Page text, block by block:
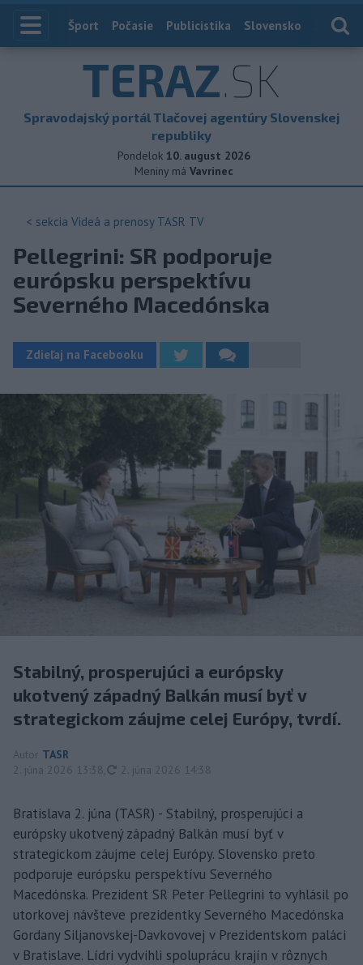
Index
Šport Počasie Publicistika Slovensko
TERAZ.SK
Spravodajský portál Tlačovej agentúry Slovenskej
republiky
Pondelok 10. august 2026
Meniny má Vavrinec
< sekcia Videá a prenosy TASR TV
Pellegrini: SR podporuje
európsku perspektívu
Severného Macedónska
Zdieľaj na Facebooku
Stabilný, prosperujúci a európsky
ukotvený západný Balkán musí byť v
strategickom záujme celej Európy, tvrdí.
Autor TASR
2. júna 2026 13:38
aktualizované
2. júna 2026 14:38
Bratislava 2. júna (TASR) - Stabilný, prosperujúci a
európsky ukotvený západný Balkán musí byť v
strategickom záujme celej Európy. Slovensko preto
podporuje európsku perspektívu Severného
Macedónska. Prezident SR Peter Pellegrini to vyhlásil po
utorkovej návšteve prezidentky Severného Macedónska
Gordany Siljanovskej-Davkovovej v Prezidentskom paláci
v Bratislave. Lídri vydvihli spoluprácu krajín v rôznych